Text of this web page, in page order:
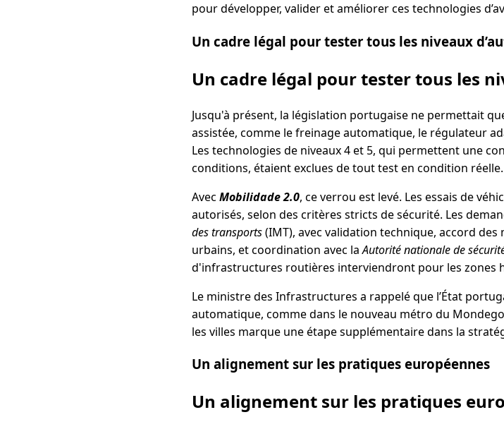
pour développer, valider et améliorer ces technologies
Un cadre légal pour tester tous les niveaux
Un cadre légal pour tester tous les
Jusqu'à présent, la législation portugaise ne permettait
assistée, comme le freinage automatique, le régulateur
Les technologies de niveaux 4 et 5, qui permettent une
conditions, étaient exclues de tout test en condition réelle.
Avec Mobilidade 2.0, ce verrou est levé. Les essais de
autorisés, selon des critères stricts de sécurité. Les
des transports(IMT), avec validation technique, accord
urbains, et coordination avec laAutorité nationale de
d'infrastructures routières interviendront pour les zones
Le ministre des Infrastructures a rappelé que l’État
automatique, comme dans le nouveau métro du
les villes marque une étape supplémentaire dans la
Un alignement sur les pratiques européennes
Un alignement sur les pratiques